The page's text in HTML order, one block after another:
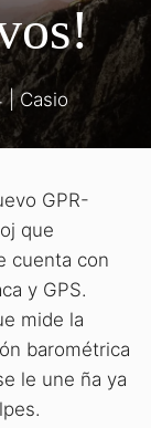
|Casio
GPR-
que
cuenta con
y GPS.
mide la
barométrica
le une ña ya